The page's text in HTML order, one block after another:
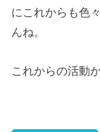
にこれからも色
んね。
これからの活動